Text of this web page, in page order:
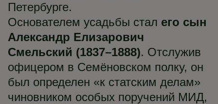
Петербурге.
Основателем усадьбы стал его сын
Александр Елизарович
Смельский (1837–1888). Отслужив
офицером в Семёновском полку, он
был определен «к статским делам»
чиновником особых поручений МИД,